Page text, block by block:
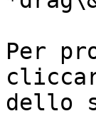
Per
dello